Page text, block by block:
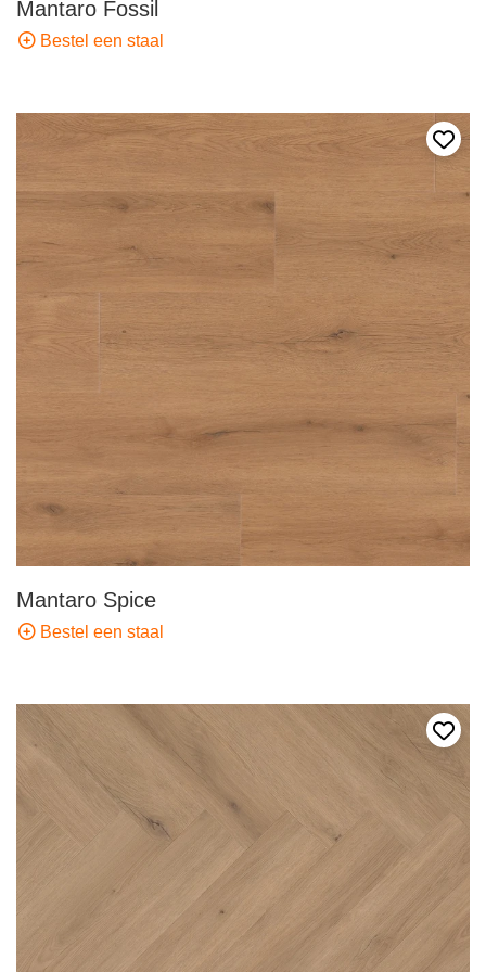
Mantaro Fossil
Bestel een staal
Voeg
Mantaro Spice
Bestel een staal
Voeg